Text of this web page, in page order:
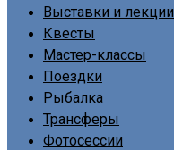
Выставки и лекции
Квесты
Мастер-классы
Поездки
Рыбалка
Трансферы
Фотосессии